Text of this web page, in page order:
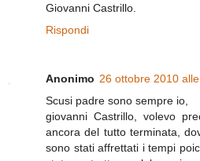
Giovanni Castrillo.
Rispondi
Anonimo 26 ottobre 2010
Scusi padre sono sempre io,
giovanni Castrillo, volevo
ancora del tutto terminata,
sono stati affrettati i tempi